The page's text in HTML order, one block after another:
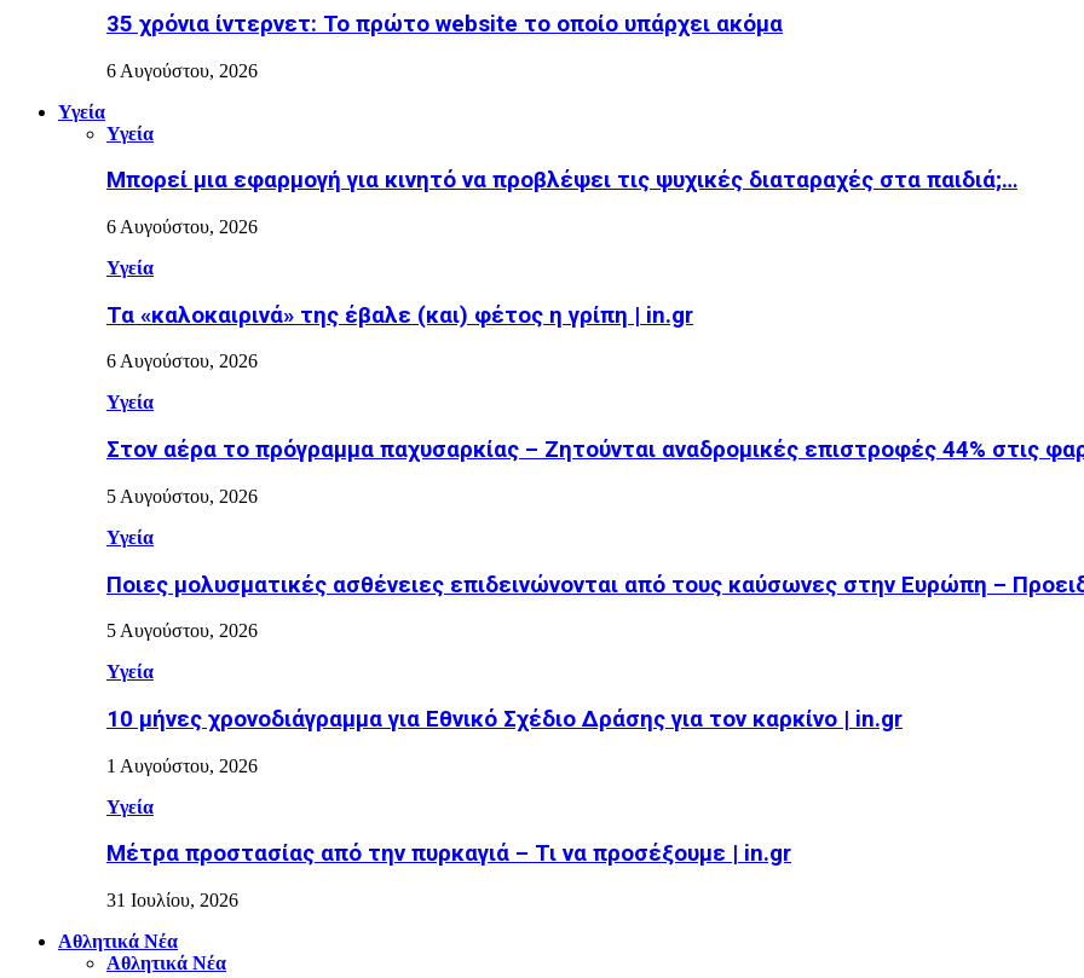
35 χρόνια ίντερνετ: Το πρώτο website το οποίο υπάρχει ακόμα
6 Αυγούστου, 2026
Υγεία
Υγεία
Μπορεί μια εφαρμογή για κινητό να προβλέψει τις ψυχικές διαταραχές στα παιδιά;…
6 Αυγούστου, 2026
Υγεία
Τα «καλοκαιρινά» της έβαλε (και) φέτος η γρίπη | in.gr
6 Αυγούστου, 2026
Υγεία
Στον αέρα το πρόγραμμα παχυσαρκίας – Ζητούνται αναδρομικές επιστροφές 44% στις
5 Αυγούστου, 2026
Υγεία
Ποιες μολυσματικές ασθένειες επιδεινώνονται από τους καύσωνες στην Ευρώπη –
5 Αυγούστου, 2026
Υγεία
10 μήνες χρονοδιάγραμμα για Εθνικό Σχέδιο Δράσης για τον καρκίνο | in.gr
1 Αυγούστου, 2026
Υγεία
Μέτρα προστασίας από την πυρκαγιά – Τι να προσέξουμε | in.gr
31 Ιουλίου, 2026
Αθλητικά Νέα
Αθλητικά Νέα